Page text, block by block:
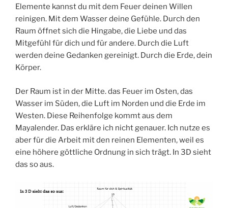
Elemente kannst du mit dem Feuer deinen Willen
reinigen. Mit dem Wasser deine Gefühle. Durch den
Raum öffnet sich die Hingabe, die Liebe und das
Mitgefühl für dich und für andere. Durch die Luft
werden deine Gedanken gereinigt. Durch die Erde, dein
Körper.
Der Raum ist in der Mitte. das Feuer im Osten, das
Wasser im Süden, die Luft im Norden und die Erde im
Westen. Diese Reihenfolge kommt aus dem
Mayalender. Das erkläre ich nicht genauer. Ich nutze es
aber für die Arbeit mit den reinen Elementen, weil es
eine höhere göttliche Ordnung in sich trägt. In 3D sieht
das so aus.